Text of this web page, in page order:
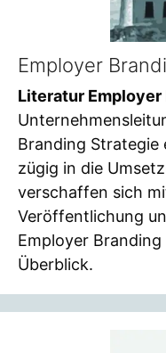
Employer
Literatur
Branding Strategie
zügig in die
verschaffen sich
Veröffentlichung
Employer
Überblick.